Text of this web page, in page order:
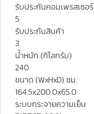
รับประกันคอมเพรสเซอร์
5
รับประกันสินค้า
3
น้ำหนัก (กิโลกรัม)
240
ขนาด (WxHxD) ซม.
164.5x200.0x65.0
ระบบกระจายความเย็น